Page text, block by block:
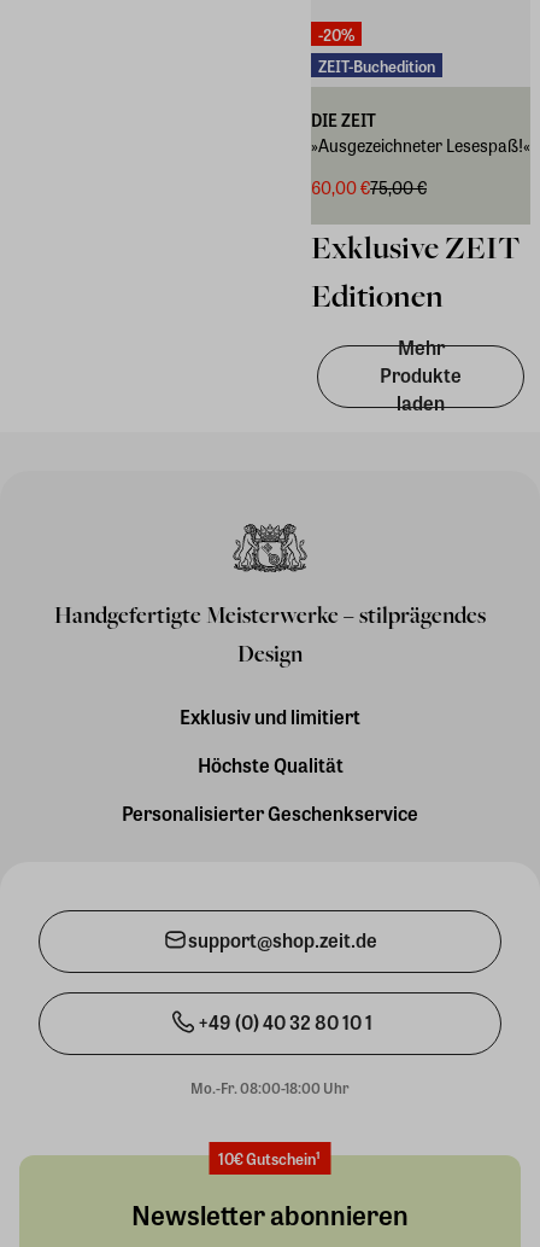
-20%
ZEIT-Buchedition
DIE ZEIT
»Ausgezeichneter Lesespaß!«
60,00 €75,00 €
Exklusive ZEIT
Editionen
Mehr
Produkte
laden
Handgefertigte Meisterwerke – stilprägendes
Design
Exklusiv und limitiert
Höchste Qualität
Personalisierter Geschenkservice
support@shop.zeit.de
+49 (0) 40 32 80 10 1
Mo.-Fr. 08:00-18:00 Uhr
10€ Gutschein¹
Newsletter abonnieren